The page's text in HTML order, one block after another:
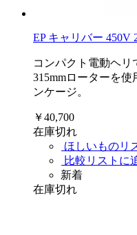
EP キャリバー 450V
コンパクト電動ヘリ
315mmローターを
ンケージ。
￥40,700
在庫切れ
ほしいものリ
比較リストに
新着
在庫切れ